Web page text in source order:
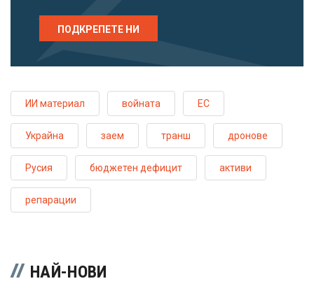
ПОДКРЕПЕТЕ НИ
ИИ материал войната ЕС
Украйна заем транш дронове
Русия бюджетен дефицит активи
репарации
НАЙ-НОВИ